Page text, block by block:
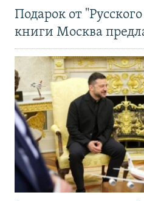
Подарок от
книги Москва